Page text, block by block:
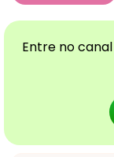
Entre no